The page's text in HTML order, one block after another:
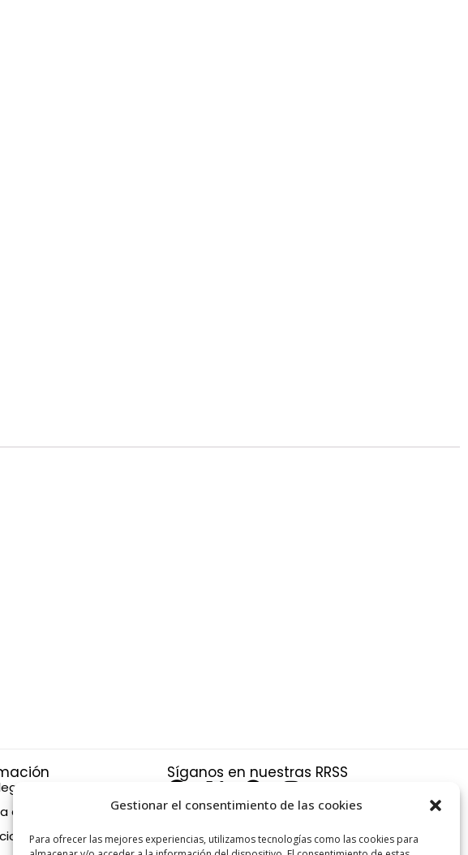
Gestionar el consentimiento de las cookies
Para ofrecer las mejores experiencias, utilizamos tecnologías como las cookies para
de privacidad
de compra
Síganos en nuestras RRSS
F
a
X
-
t
P
i
n
I
n
s